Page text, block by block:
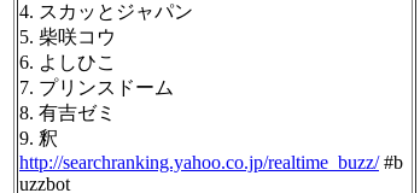
4. スカッとジャパン
5. 柴咲コウ
6. よしひこ
7. プリンスドーム
8. 有吉ゼミ
9. 釈
http://searchranking.yahoo.co.jp/realtime_buzz/#b
uzzbot